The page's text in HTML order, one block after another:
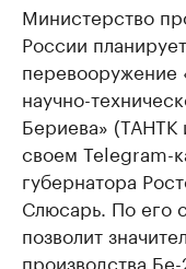
Министерство
России
перевооружение
научно-
Бериева»
своем Telegram-
губернатора
Слюсарь. По его
позволит
производства